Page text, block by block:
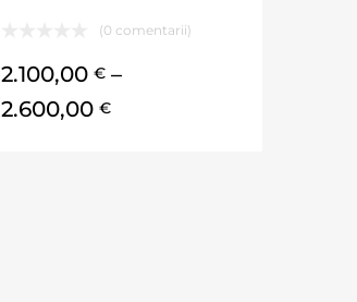
(0 comentarii)
2.100,00 € –
2.600,00 €